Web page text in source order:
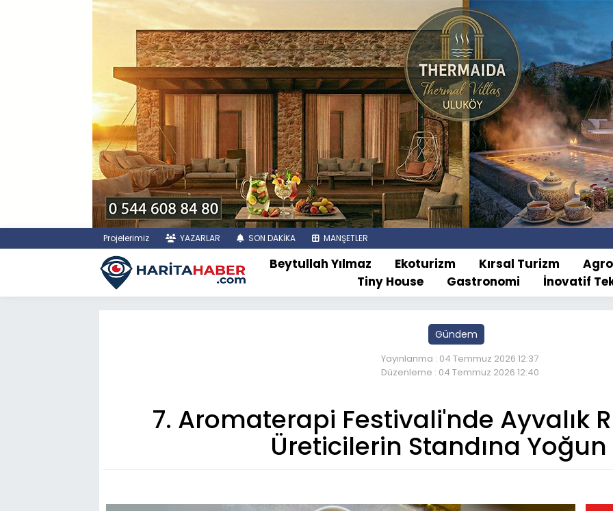
Projelerimiz YAZARLAR SON DAKİKA MANŞETLER
Beytullah Yılmaz Ekoturizm Kırsal Turizm Agro
Tiny House
Gastronomi İnovatif
Gündem
Yayınlanma : 04 Temmuz 2026 12:37
Düzenleme : 04 Temmuz 2026 12:40
7. Aromaterapi Festivali'nde Ayvalık
Üreticilerin Standına